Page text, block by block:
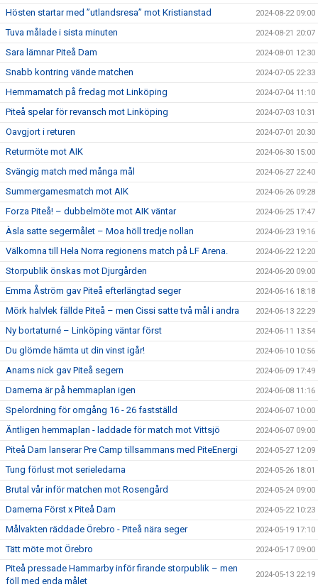
Hösten startar med ”utlandsresa” mot Kristianstad 2024-08-22 09:00
Tuva målade i sista minuten 2024-08-21 20:07
Sara lämnar Piteå Dam 2024-08-01 12:30
Snabb kontring vände matchen 2024-07-05 22:33
Hemmamatch på fredag mot Linköping 2024-07-04 11:10
Piteå spelar för revansch mot Linköping 2024-07-03 10:31
Oavgjort i returen 2024-07-01 20:30
Returmöte mot AIK 2024-06-30 15:00
Svängig match med många mål 2024-06-27 22:40
Summergamesmatch mot AIK 2024-06-26 09:28
Forza Piteå! – dubbelmöte mot AIK väntar 2024-06-25 17:47
Àsla satte segermålet – Moa höll tredje nollan 2024-06-23 19:16
Välkomna till Hela Norra regionens match på LF Arena. 2024-06-22 12:20
Storpublik önskas mot Djurgården 2024-06-20 09:00
Emma Åström gav Piteå efterlängtad seger 2024-06-16 18:18
Mörk halvlek fällde Piteå – men Cissi satte två mål i andra 2024-06-13 22:29
Ny bortaturné – Linköping väntar först 2024-06-11 13:54
Du glömde hämta ut din vinst igår! 2024-06-10 10:56
Anams nick gav Piteå segern 2024-06-09 17:49
Damerna är på hemmaplan igen 2024-06-08 11:16
Spelordning för omgång 16 - 26 fastställd 2024-06-07 10:00
Äntligen hemmaplan - laddade för match mot Vittsjö 2024-06-07 09:00
Piteå Dam lanserar Pre Camp tillsammans med PiteEnergi 2024-05-27 12:09
Tung förlust mot serieledarna 2024-05-26 18:01
Brutal vår inför matchen mot Rosengård 2024-05-24 09:00
Damerna Först x Piteå Dam 2024-05-22 10:23
Målvakten räddade Örebro - Piteå nära seger 2024-05-19 17:10
Tätt möte mot Örebro 2024-05-17 09:00
Piteå pressade Hammarby inför firande storpublik – men
föll med enda målet
2024-05-13 22:19